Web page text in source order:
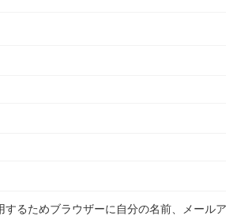
るためブラウザーに自分の名前、メール